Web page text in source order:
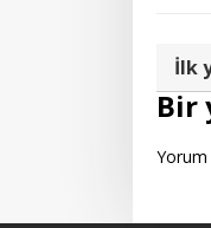
İlk
Bir